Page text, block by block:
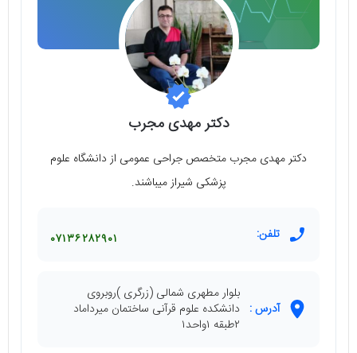
دکتر مهدی مجرب
دکتر مهدی مجرب متخصص جراحی عمومی از دانشگاه علوم
پزشکی شیراز میباشند.
تلفن: ۰۷۱۳۶۲۸۲۹۰۱
آدرس :
بلوار مطهری شمالی (زرگری )روبروی
دانشکده علوم قرآنی ساختمان میرداماد
۲طبقه ۱واحد۱